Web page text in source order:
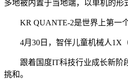
多地被内置于当地端，以单机的形
KR QUANTE-2是世界上第一个
4月30日，智伴儿童机械人1X（
跟着国度IT科技行业成长新阶段
挑和。